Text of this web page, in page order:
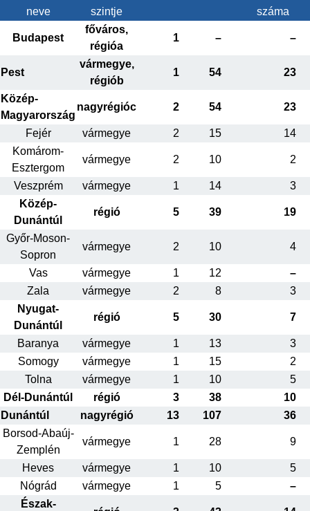
neve szintje száma
Budapest
főváros,
régióa
1 – –
Pest
vármegye,
régiób
1 54 23
Közép-
Magyarország
nagyrégióc 2 54 23
Fejér vármegye 2 15
14
Komárom-
Esztergom
vármegye 2 10 2
Veszprém vármegye 1 14
3
Közép-
Dunántúl
régió 5 39 19
Győr-Moson-
Sopron
vármegye 2 10 4
Vas vármegye 1 12
–
Zala
vármegye 2 8
3
Nyugat-
Dunántúl
régió 5 30 7
Baranya vármegye 1 13
3
Somogy
vármegye 1 15
2
Tolna
vármegye 1 10
5
Dél-Dunántúl
régió 3 38
10
Dunántúl
nagyrégió 13 107
36
Borsod-Abaúj-
Zemplén
vármegye 1 28 9
Heves vármegye 1 10
5
Nógrád
vármegye 1 5
–
Észak-